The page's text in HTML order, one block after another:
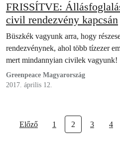
FRISSÍTVE:
civil rendezvény kapcsán
Büszkék vagyunk arra, hogy
rendezvénynek, ahol több tízezer
mert mindannyian civilek vagyunk!
Greenpeace Magyarország
2017. április 12.
Előző 1 2 3 4